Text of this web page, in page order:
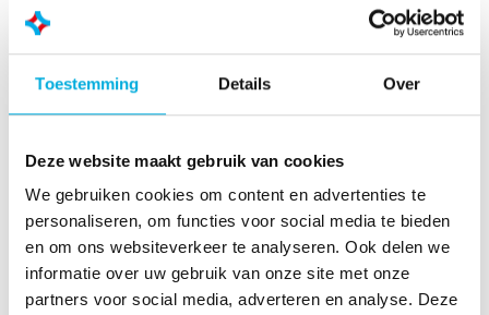
Toestemming Details Over
Deze website maakt gebruik van cookies
We gebruiken cookies om content en advertenties te
personaliseren, om functies voor social media te bieden
en om ons websiteverkeer te analyseren. Ook delen we
informatie over uw gebruik van onze site met onze
partners voor social media, adverteren en analyse. Deze
Divisiedirecteur Duurzaam Vastgoed
gerard.van.dalen@batenburg.nl
Product highlights
Duurzaam
Efficiënt energie verbruik
Verwarmen en koelen